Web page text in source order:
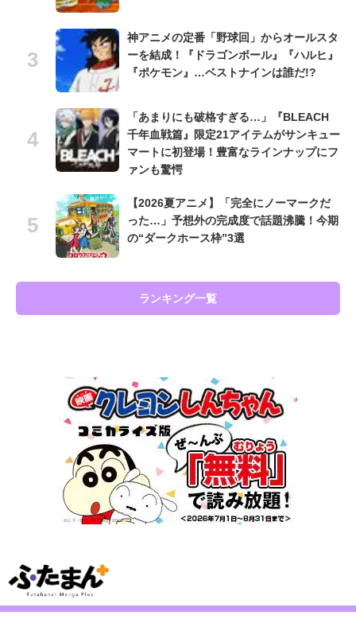
神アニメの定番「野球回」からオールスタ
ーを結成！『ドラゴンボール』『ハルヒ』
『ポケモン』…ベストナインは誰だ!?
「あまりにも破格すぎる…」『BLEACH
千年血戦篇』限定21アイテムがサンキュー
マートに初登場！豊富なラインナップにフ
ァンも驚愕
【2026夏アニメ】「完全にノーマークだ
った…」予想外の完成度で話題沸騰！今期
の“ダークホース枠”3選
ランキング一覧